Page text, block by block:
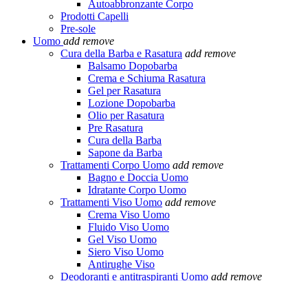
Autoabbronzante Corpo
Prodotti Capelli
Pre-sole
Uomo add remove
Cura della Barba e Rasatura add remove
Balsamo Dopobarba
Crema e Schiuma Rasatura
Gel per Rasatura
Lozione Dopobarba
Olio per Rasatura
Pre Rasatura
Cura della Barba
Sapone da Barba
Trattamenti Corpo Uomo add remove
Bagno e Doccia Uomo
Idratante Corpo Uomo
Trattamenti Viso Uomo add remove
Crema Viso Uomo
Fluido Viso Uomo
Gel Viso Uomo
Siero Viso Uomo
Antirughe Viso
Deodoranti e antitraspiranti Uomo add remove